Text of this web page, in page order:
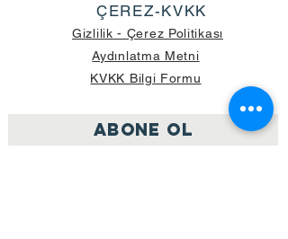
ÇEREZ-KVKK
Gizlilik - Çerez Politikası
Aydınlatma Metni
KVKK Bilgi Formu
ABONE OL